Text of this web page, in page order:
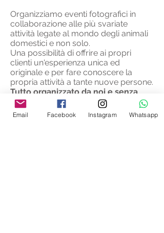
Organizziamo eventi fotografici in
collaborazione alle più svariate
attività legate al mondo degli animali
domestici e non solo.
Una possibilità di offrire ai propri
clienti un'esperienza unica ed
originale e per fare conoscere la
propria attività a tante nuove persone.
Tutto organizzato da noi e senza
nessun costo per l'azienda
ospitante.
Ci occupiamo di tutto noi, dalla
Email Facebook Instagram Whatsapp